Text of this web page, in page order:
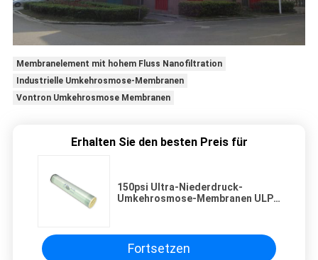
Membranelement mit hohem Fluss Nanofiltration
Industrielle Umkehrosmose-Membranen
Vontron Umkehrosmose Membranen
Erhalten Sie den besten Preis für
150psi Ultra-Niederdruck-
Umkehrosmose-Membranen ULP-
Fortsetzen